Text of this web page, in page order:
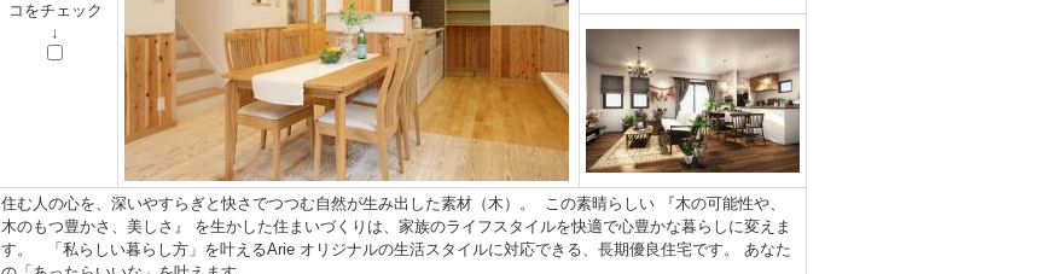
コをチェック
↓
住む人の心を、深いやすらぎと快さでつつむ自然が生み出した素材（木）。 この素晴らしい 『木の可能性や、
木のもつ豊かさ、美しさ』 を生かした住まいづくりは、家族のライフスタイルを快適で心豊かな暮らしに変えま
す。 「私らしい暮らし方」を叶えるArie オリジナルの生活スタイルに対応できる、長期優良住宅です。 あなた